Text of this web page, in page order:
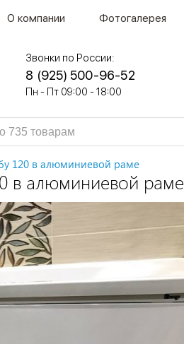
О компании Фотогалерея
Звонки по России:
8 (925) 500-96-52
Пн - Пт 09:00 - 18:00
120 в алюминиевой раме
в алюминиевой раме